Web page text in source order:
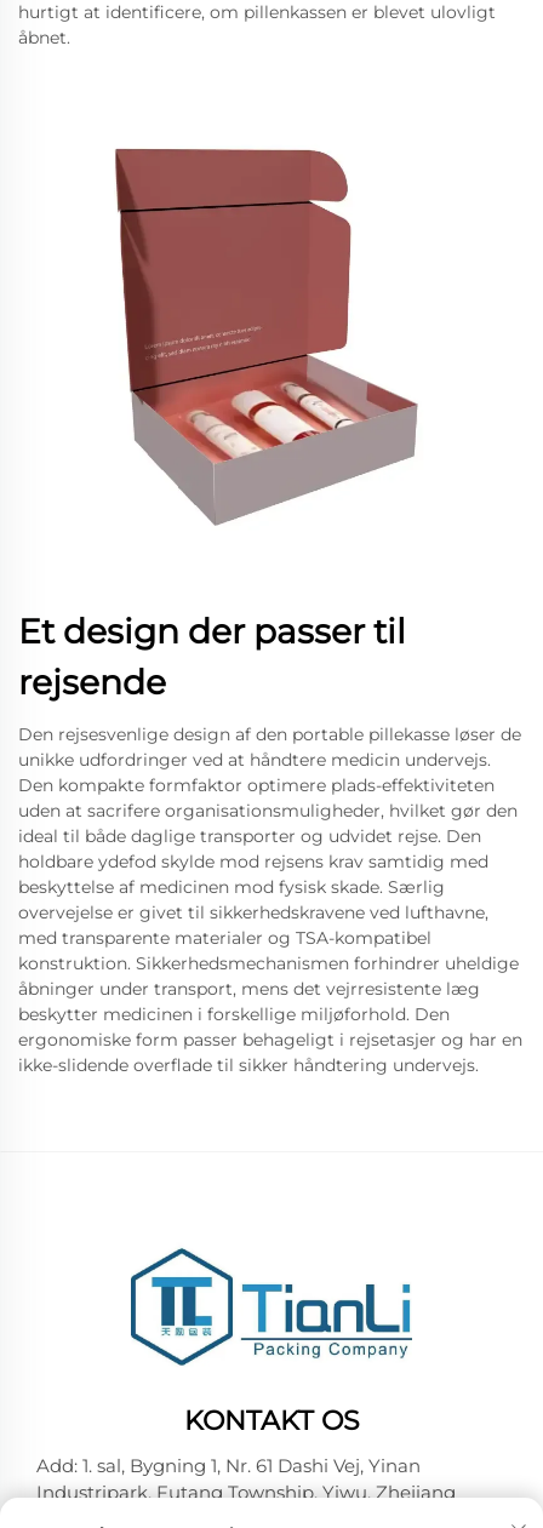
hurtigt at identificere, om pillenkassen er blevet ulovligt
åbnet.
Et design der passer til
rejsende
Den rejsesvenlige design af den portable pillekasse løser de
unikke udfordringer ved at håndtere medicin undervejs.
Den kompakte formfaktor optimere plads-effektiviteten
uden at sacrifere organisationsmuligheder, hvilket gør den
ideal til både daglige transporter og udvidet rejse. Den
holdbare ydefod skylde mod rejsens krav samtidig med
beskyttelse af medicinen mod fysisk skade. Særlig
overvejelse er givet til sikkerhedskravene ved lufthavne,
med transparente materialer og TSA-kompatibel
konstruktion. Sikkerhedsmechanismen forhindrer uheldige
åbninger under transport, mens det vejrresistente læg
beskytter medicinen i forskellige miljøforhold. Den
ergonomiske form passer behageligt i rejsetasjer og har en
ikke-slidende overflade til sikker håndtering undervejs.
KONTAKT OS
Add: 1. sal, Bygning 1, Nr. 61 Dashi Vej, Yinan
Industripark, Futang Township, Yiwu, Zhejiang